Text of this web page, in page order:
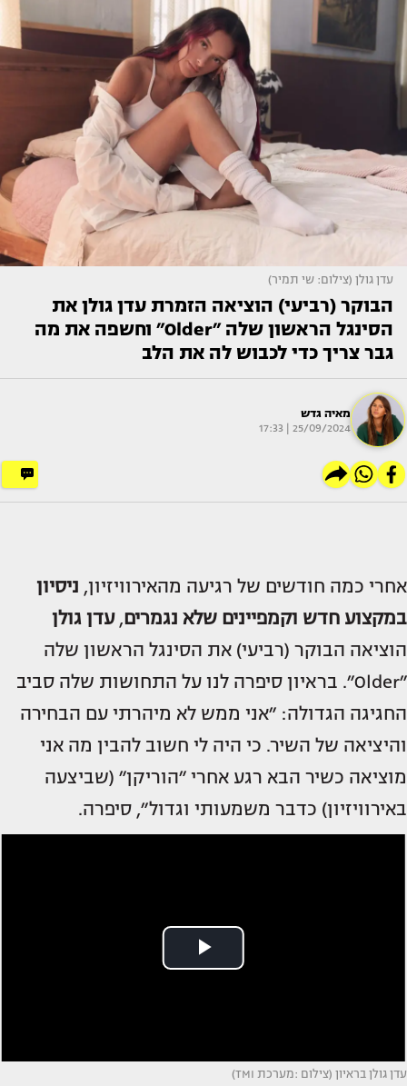
עדן גולן (צילום: שי תמיר)
הבוקר (רביעי) הוציאה הזמרת עדן גולן את
הסינגל הראשון שלה ״Older״ וחשפה את מה
גבר צריך כדי לכבוש לה את הלב
מאיה גדש
25/09/2024 | 17:33
אחרי כמה חודשים של רגיעה מהאירוויזיון, ניסיון
במקצוע חדש וקמפיינים שלא נגמרים,עדן גולן
הוציאה הבוקר (רביעי) את הסינגל הראשון שלה
״Older״. בראיון סיפרה לנו על התחושות שלה סביב
החגיגה הגדולה: ״אני ממש לא מיהרתי עם הבחירה
והיציאה של השיר. כי היה לי חשוב להבין מה אני
מוציאה כשיר הבא רגע אחרי ״הוריקן״ (שביצעה
באירוויזיון) כדבר משמעותי וגדול״, סיפרה.
עדן גולן בראיון (צילום :מערכת TMI)